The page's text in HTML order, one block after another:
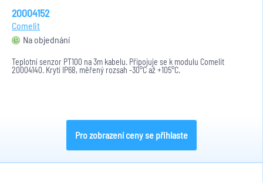
20004152
Comelit
Na objednání
Teplotní senzor PT100 na 3m kabelu. Připojuje se k modulu Comelit
20004140. Krytí IP68, měřený rozsah -30°C až +105°C.
Pro zobrazení ceny se přihlaste